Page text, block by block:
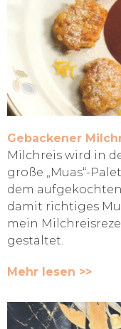
Gebackener
Milchreis wird in
große „Muas“-
dem
damit richtiges
mein
gestaltet.
Mehr lesen >>